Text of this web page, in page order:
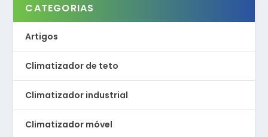
CATEGORIAS
Artigos
Climatizador de teto
Climatizador industrial
Climatizador móvel